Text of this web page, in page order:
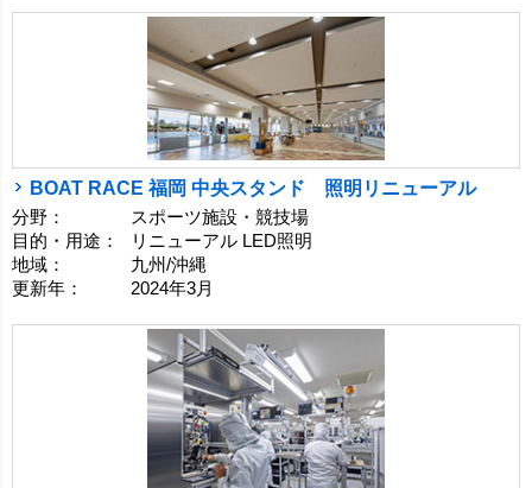
BOAT RACE 福岡 中央スタンド 照明リニューアル
分野：
スポーツ施設・競技場
目的・用途：
リニューアル LED照明
地域：
九州/沖縄
更新年：
2024年3月